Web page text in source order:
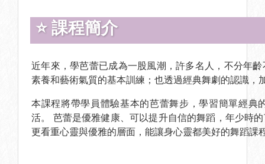
⭐ 課程簡介
近年來，學芭蕾已成為一股風潮，許多名人，不分年
素養和藝術氣質的基本訓練；也透過經典舞劇的認
本課程將帶學員體驗基本的芭蕾舞步，學習簡單經典
活。 芭蕾是優雅健康、可以提升自信的舞蹈，年少時
更看重心靈與優雅的層面，能讓身心靈都美好的舞蹈課